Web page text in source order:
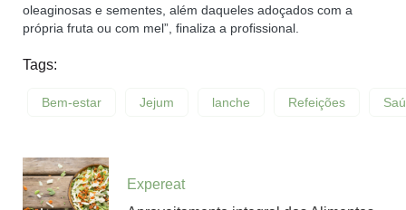
oleaginosas e sementes, além daqueles adoçados com a
própria fruta ou com mel”, finaliza a profissional.
Tags:
Bem-estar Jejum lanche Refeições
Expereat